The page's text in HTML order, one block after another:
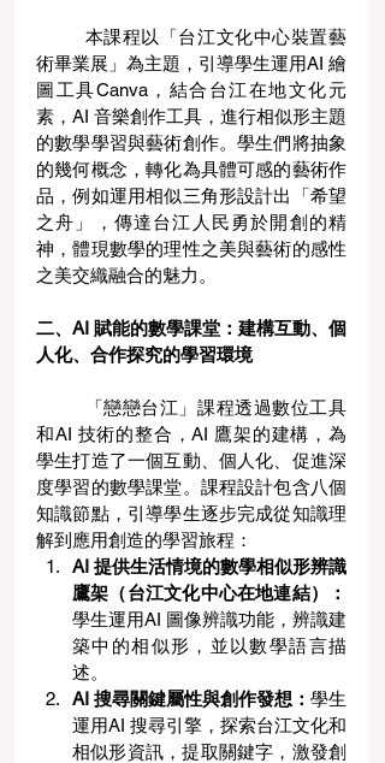
術畢業展」為主題，引導學生運用AI 繪
圖工具Canva，結合台江在地文化元
素，AI 音樂創作工具，進行相似形主題
的數學學習與藝術創作。學生們將抽象
的幾何概念，轉化為具體可感的藝術作
品，例如運用相似三角形設計出「希望
之舟」，傳達台江人民勇於開創的精
神，體現數學的理性之美與藝術的感性
之美交織融合的魅力。
二、AI 賦能的數學課堂：建構互動、個
人化、合作探究的學習環境
和AI 技術的整合，AI 鷹架的建構，為
學生打造了一個互動、個人化、促進深
度學習的數學課堂。課程設計包含八個
知識節點，引導學生逐步完成從知識理
解到應用創造的學習旅程：
AI 提供生活情境的數學相似形辨識
鷹架（台江文化中心在地連結）：
學生運用AI 圖像辨識功能，辨識建
築中的相似形，並以數學語言描
述。
AI 搜尋關鍵屬性與創作發想： 學生
運用AI 搜尋引擎，探索台江文化和
相似形資訊，提取關鍵字，激發創